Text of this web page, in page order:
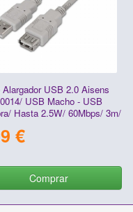
Alargador USB 2.0 Aisens
USB Macho - USB
Hasta 2.5W/ 60Mbps/ 3m/
€
Comprar